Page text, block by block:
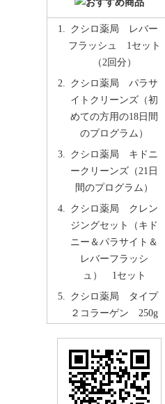
クシロ薬局 レバー
フラッシュ 1セット
（2回分）
クシロ薬局 パラサ
イトクリーンズ（初
めての方用の18日間
のプログラム）
クシロ薬局 キドニ
ークリーンズ（21日
間のプログラム）
クシロ薬局 クレン
ジングセット（キド
ニー＆パラサイト＆
レバーフラッシ
ュ） 1セット
クシロ薬局 タイプ
２コラーゲン 250g